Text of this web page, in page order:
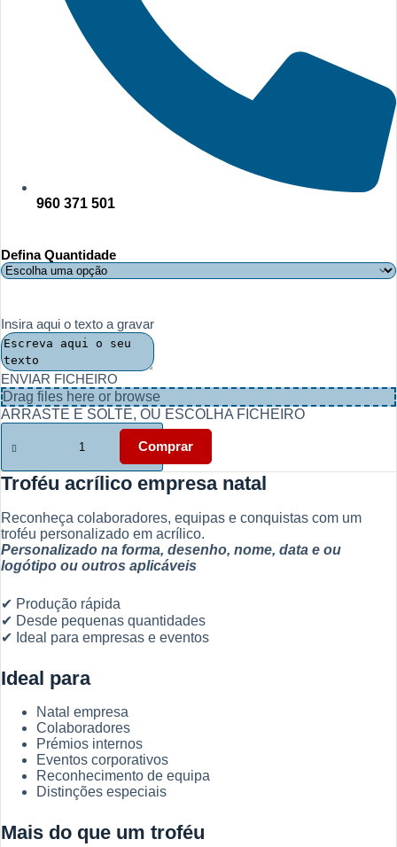
960 371 501
Defina Quantidade
Insira aqui o texto a gravar
ENVIAR FICHEIRO
Drag files here or browse
ARRASTE E SOLTE, OU ESCOLHA FICHEIRO
Quantidade
de
acrílico
empresa
-
Eternizar
Conquistas
Comprar
Troféu acrílico empresa natal
Reconheça colaboradores, equipas e conquistas com um
troféu personalizado em acrílico.
Personalizado na forma, desenho, nome, data e ou
logótipo ou outros aplicáveis
✔ Produção rápida
✔ Desde pequenas quantidades
✔ Ideal para empresas e eventos
Ideal para
Natal empresa
Colaboradores
Prémios internos
Eventos corporativos
Reconhecimento de equipa
Distinções especiais
Mais do que um troféu